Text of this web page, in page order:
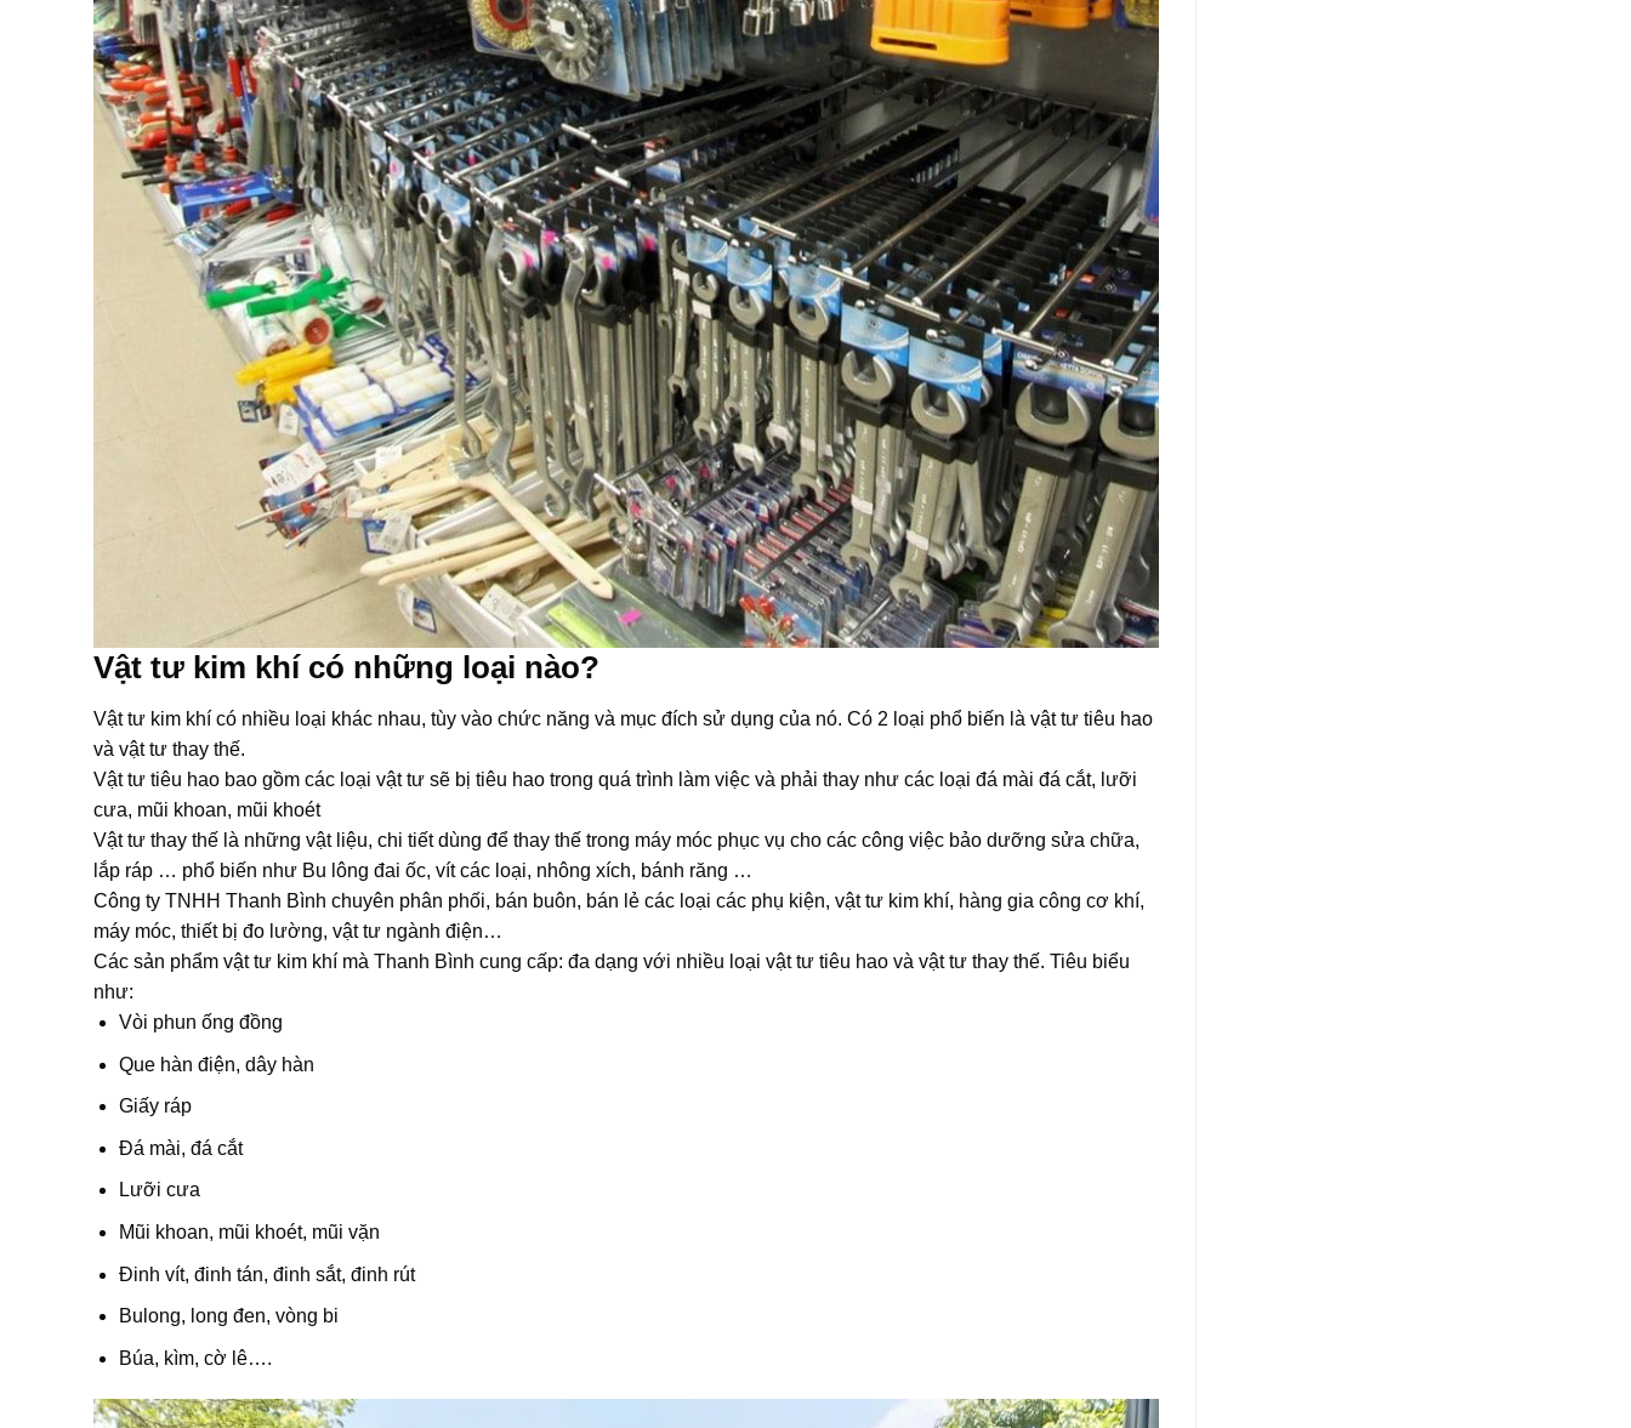
Vật tư kim khí có những loại nào?
Vật tư kim khí có nhiều loại khác nhau, tùy vào chức năng và mục đích sử dụng của nó. Có 2 loại phổ biến là vật tư tiêu hao
và vật tư thay thế.
Vật tư tiêu hao bao gồm các loại vật tư sẽ bị tiêu hao trong quá trình làm việc và phải thay như các loại đá mài đá cắt, lưỡi
cưa, mũi khoan, mũi khoét
Vật tư thay thế là những vật liệu, chi tiết dùng để thay thế trong máy móc phục vụ cho các công việc bảo dưỡng sửa chữa,
lắp ráp … phổ biến như Bu lông đai ốc, vít các loại, nhông xích, bánh răng …
Công ty TNHH Thanh Bình chuyên phân phối, bán buôn, bán lẻ các loại các phụ kiện, vật tư kim khí, hàng gia công cơ khí,
máy móc, thiết bị đo lường, vật tư ngành điện…
Các sản phẩm vật tư kim khí mà Thanh Bình cung cấp: đa dạng với nhiều loại vật tư tiêu hao và vật tư thay thế. Tiêu biểu
như:
Vòi phun ống đồng
Que hàn điện, dây hàn
Giấy ráp
Đá mài, đá cắt
Lưỡi cưa
Mũi khoan, mũi khoét, mũi vặn
Đinh vít, đinh tán, đinh sắt, đinh rút
Bulong, long đen, vòng bi
Búa, kìm, cờ lê….